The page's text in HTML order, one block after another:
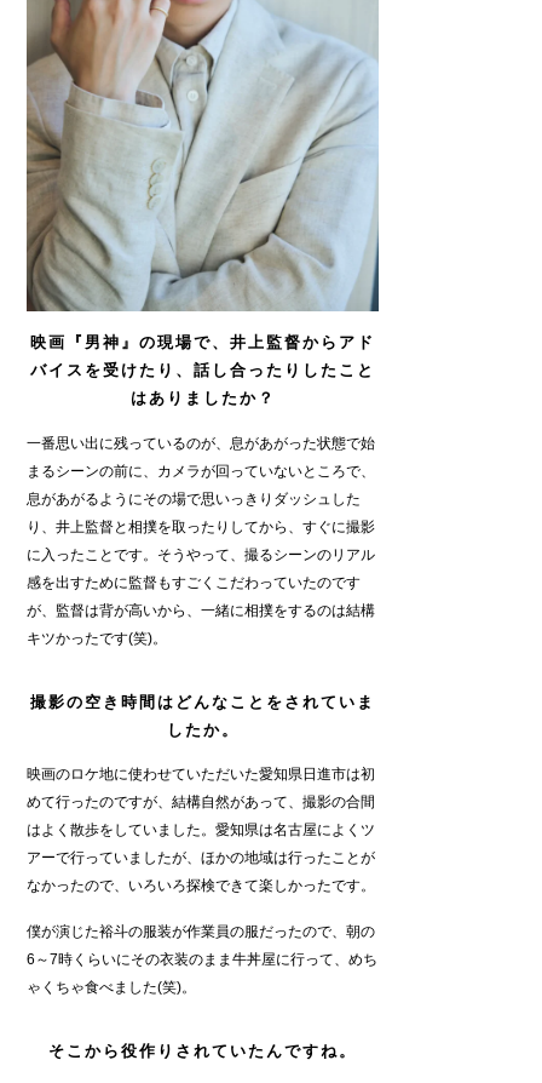
映画『 男神 』の現場で、井上監督からアド
バイスを受けたり、話し合ったりしたこと
はありましたか？
一番思い出に残っているのが、息があがった状態で始
まるシーンの前に、カメラが回っていないところで、
息があがるようにその場で思いっきりダッシュした
り、井上監督と相撲を取ったりしてから、すぐに撮影
に入ったことです。そうやって、撮るシーンのリアル
感を出すために監督もすごくこだわっていたのです
が、監督は背が高いから、一緒に相撲をするのは結構
キツかったです(笑)。
撮影の空き時間はどんなことをされていま
したか。
映画のロケ地に使わせていただいた愛知県日進市は初
めて行ったのですが、結構自然があって、撮影の合間
はよく散歩をしていました。愛知県は名古屋によくツ
アーで行っていましたが、ほかの地域は行ったことが
なかったので、いろいろ探検できて楽しかったです。
僕が演じた裕斗の服装が作業員の服だったので、朝の
6～7時くらいにその衣装のまま牛丼屋に行って、めち
ゃくちゃ食べました(笑)。
そこから役作りされていたんですね。